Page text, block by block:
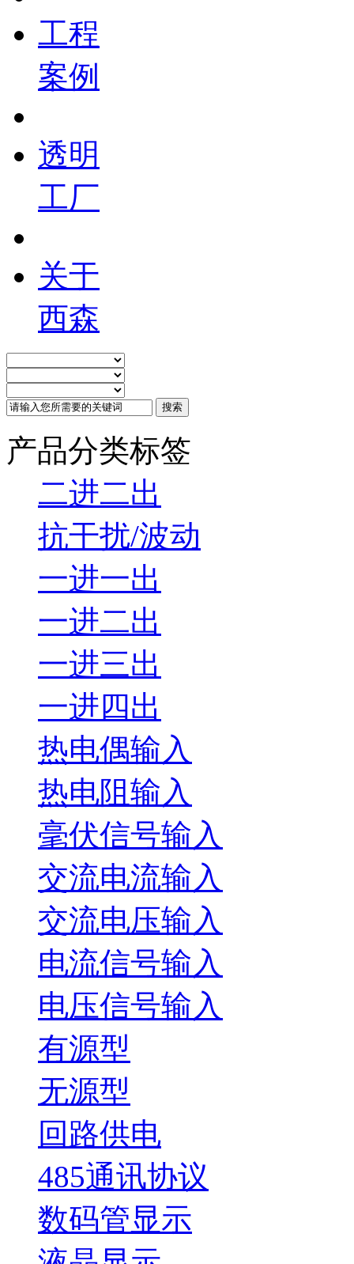
工程
案例
透明
工厂
关于
西森
产品分类标签
二进二出
抗干扰/波动
一进一出
一进二出
一进三出
一进四出
热电偶输入
热电阻输入
毫伏信号输入
交流电流输入
交流电压输入
电流信号输入
电压信号输入
有源型
无源型
回路供电
485通讯协议
数码管显示